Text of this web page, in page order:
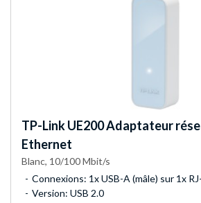
TP-LinkUE200 Adaptateur
Ethernet
Blanc, 10/100 Mbit/s
Connexions: 1x USB-A (mâle) sur 1x
Version: USB 2.0